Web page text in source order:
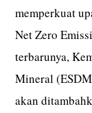
memperkuat
Net Zero
terbarunya,
Mineral
akan